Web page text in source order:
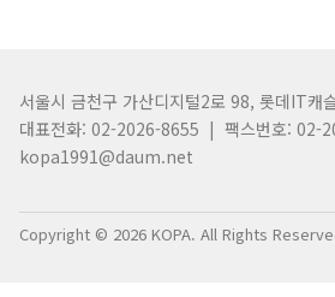
서울시 금천구 가산디지털2로 98, 롯데IT캐
대표전화: 02-2026-8655 | 팩스번호: 02-
kopa1991@daum.net
Copyright © 2026 KOPA. All Rights